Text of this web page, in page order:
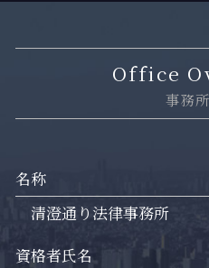
Office
事務
名称
清澄通り法律事務所
資格者氏名